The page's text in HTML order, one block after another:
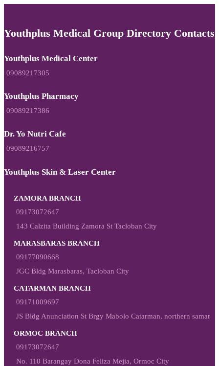
Youthplus Medical Group Directory Contacts
Youthplus Medical Center
09089217305
Youthplus Pharmacy
09089217386
Dr. Yo Nutri Cafe
09089216757
Youthplus Skin & Laser Center
ZAMORA BRANCH
09173072647
143 Calzita Building Zamora St Tacloban City
MARASBARAS BRANCH
09177090668
JGC Bldg Marasbaras, Tacloban City
CATARMAN BRANCH
09171009697
JS Bldg Anunciation St Brgy Mabolo Catarman, northern samar
ORMOC BRANCH
09173072647
No. 110 Barangay Dona Feliza Mejia, Ormoc City